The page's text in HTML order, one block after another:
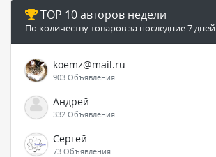
TOP 10 авторов недели
По количеству товаров за последние 7 дней
koemz@mail.ru
903 Объявления
Андрей
332 Объявления
Сергей
73 Объявления